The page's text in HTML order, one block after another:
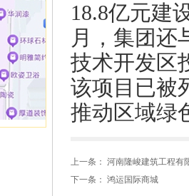
18.8亿元建
月，集团还
技术开发区
该项目已被
推动区域绿
上一条： 河南隆峻建筑工程有
下一条： 鸿运国际商城